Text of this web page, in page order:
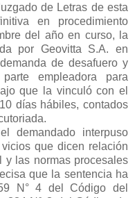
de Letras de esta
en procedimiento
del año en curso, la
por Geovitta S.A. en
de desafuero y
empleadora para
que la vinculó con el
días hábiles, contados
demandado interpuso
que dicen relación
y las normas procesales
que la sentencia ha
N° 4 del Código del